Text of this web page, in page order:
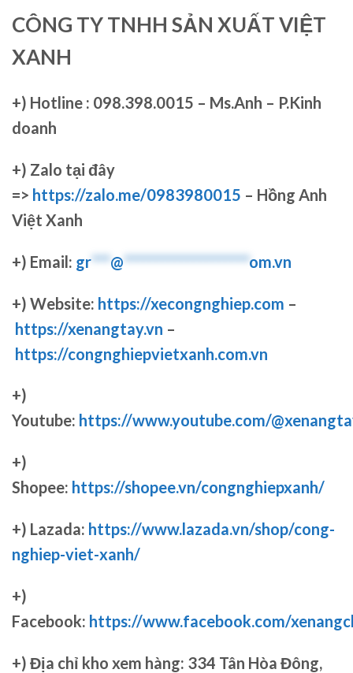
CÔNG TY TNHH SẢN XUẤT VIỆT
XANH
+) Hotline : 098.398.0015 – Ms.Anh – P.Kinh
doanh
+) Zalo tại đây
=> https://zalo.me/0983980015 – Hồng Anh
Việt Xanh
+) Email: gr***@********************om.vn
+) Website: https://xecongnghiep.com –
https://xenangtay.vn –
https://congnghiepvietxanh.com.vn
+)
Youtube: https://www.youtube.com/
+)
Shopee: https://shopee.vn/congnghiepxanh/
+) Lazada: https://www.lazada.vn/shop/cong-
nghiep-viet-xanh/
+)
Facebook: https://www.facebook.com/
+) Địa chỉ kho xem hàng: 334 Tân Hòa Đông,